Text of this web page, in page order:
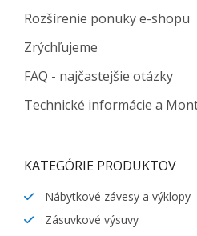
Rozšírenie ponuky e-shopu
Zrýchľujeme
FAQ - najčastejšie otázky
Technické informácie a
KATEGÓRIE PRODUKTOV
Nábytkové závesy a výklopy
Zásuvkové výsuvy